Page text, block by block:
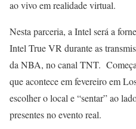
ao vivo em realidade virtual.
Nesta parceria, a Intel será a
Intel True VR durante as
da NBA, no canal TNT.
que acontece em fevereiro em
escolher o local e “sentar” ao
presentes no evento real.